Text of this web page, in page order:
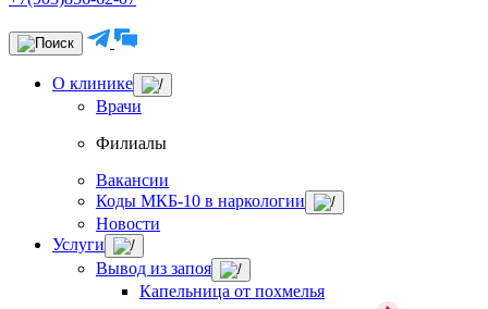
О клинике
Врачи
Филиалы
Вакансии
Коды МКБ-10 в наркологии
Новости
Услуги
Вывод из запоя
Капельница от похмелья